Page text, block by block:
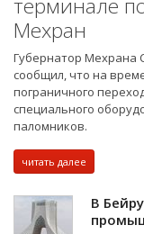
терминале
Мехран
Губернатор Мехрана
сообщил, что на
пограничного
специального
паломников.
читать далее
В